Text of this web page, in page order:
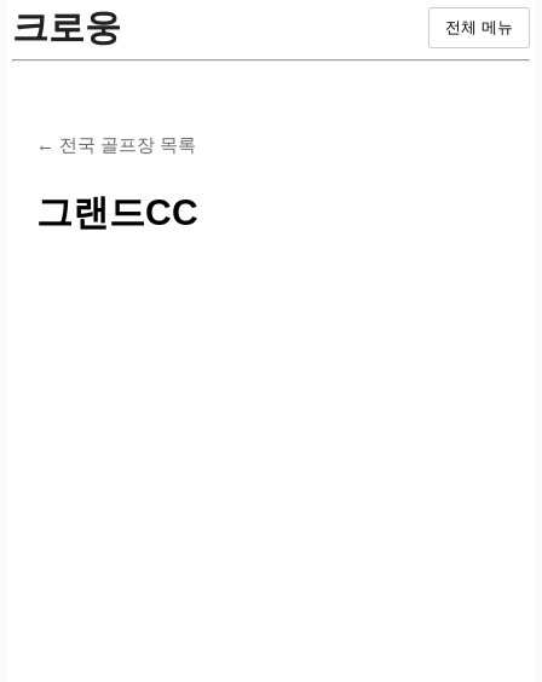
크로웅 전체 메뉴
← 전국 골프장 목록
그랜드CC